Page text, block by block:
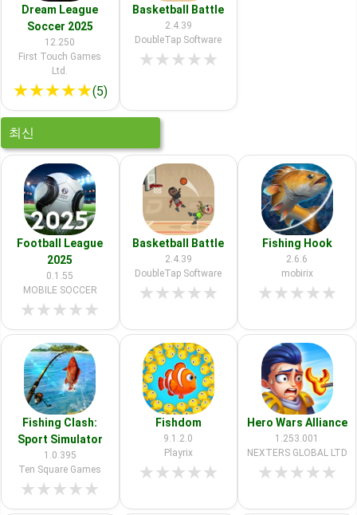
Dream League
Soccer 2025
12.250
First Touch Games
Ltd.
★★★★★(5)
Basketball Battle
2.4.39
DoubleTap Software
★★★★★
최신
Football League
2025
0.1.55
MOBILE SOCCER
★★★★★
Basketball Battle
2.4.39
DoubleTap Software
★★★★★
Fishing Hook
2.6.6
mobirix
★★★★★
Fishing Clash:
Sport Simulator
1.0.395
Ten Square Games
★★★★★
Fishdom
9.1.2.0
Playrix
★★★★★
Hero Wars Alliance
1.253.001
NEXTERS GLOBAL LTD
★★★★★